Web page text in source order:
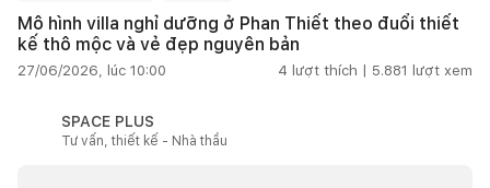
Mô hình villa nghỉ dưỡng ở Phan Thiết theo đuổi thiết
kế thô mộc và vẻ đẹp nguyên bản
27/06/2026, lúc 10:00 4 lượt thích | 5.881 lượt xem
SPACE PLUS
Tư vấn, thiết kế - Nhà thầu